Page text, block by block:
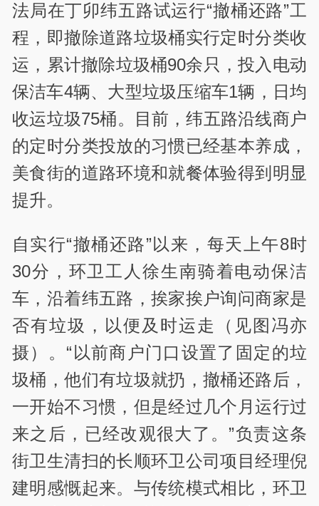
法局在丁卯纬五路试运行“撤桶还路”工
程，即撤除道路垃圾桶实行定时分类收
运，累计撤除垃圾桶90余只，投入电动
保洁车4辆、大型垃圾压缩车1辆，日均
收运垃圾75桶。目前，纬五路沿线商户
的定时分类投放的习惯已经基本养成，
美食街的道路环境和就餐体验得到明显
提升。
自实行“撤桶还路”以来，每天上午8时
30分，环卫工人徐生南骑着电动保洁
车，沿着纬五路，挨家挨户询问商家是
否有垃圾，以便及时运走（见图冯亦
摄）。“以前商户门口设置了固定的垃
圾桶，他们有垃圾就扔，撤桶还路后，
一开始不习惯，但是经过几个月运行过
来之后，已经改观很大了。”负责这条
街卫生清扫的长顺环卫公司项目经理倪
建明感慨起来。与传统模式相比，环卫